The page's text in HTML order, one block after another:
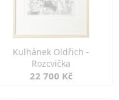
Kulhánek Oldřich -
Rozcvička
22 700 Kč